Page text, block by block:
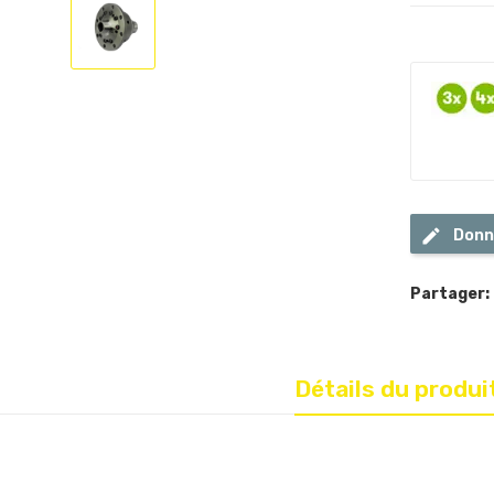
Partager:
Détails du